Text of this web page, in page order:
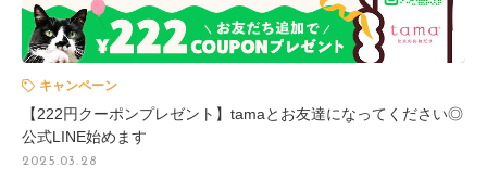
キャンペーン
【222円クーポンプレゼント】tamaとお友達になってください◎
公式LINE始めます
2025.03.28